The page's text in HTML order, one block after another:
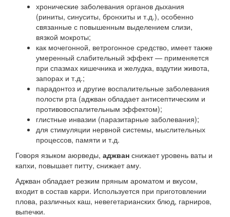
хронические заболевания органов дыхания
(риниты, синуситы, бронхиты и т.д.), особенно
связанные с повышенным выделением слизи,
вязкой мокроты;
как мочегонной, ветрогонное средство, имеет также
умеренный слабительный эффект — применяется
при спазмах кишечника и желудка, вздутии живота,
запорах и т.д.;
парадонтоз и другие воспалительные заболевания
полости рта (аджван обладает антисептическим и
противовоспалительным эффектом);
глистные инвазии (паразитарные заболевания);
для стимуляции нервной системы, мыслительных
процессов, памяти и т.д.
Говоря языком аюрведы, аджван снижает уровень ваты и
капхи, повышает питту, снижает аму.
Аджван обладает резким пряным ароматом и вкусом,
входит в состав карри. Используется при приготовлении
плова, различных каш, невегетарианских блюд, гарниров,
выпечки.